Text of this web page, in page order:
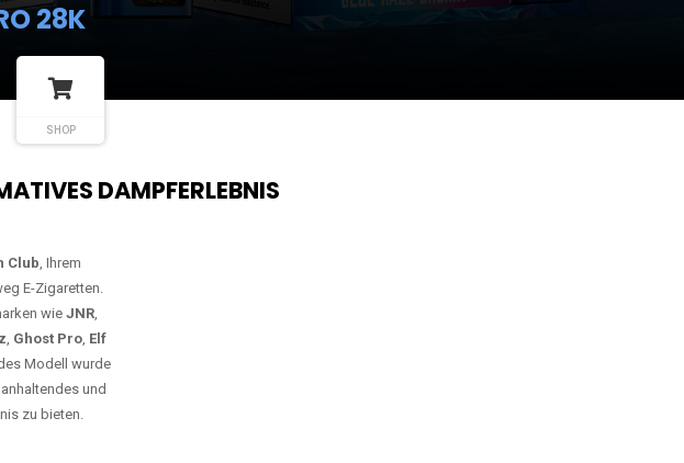
28K
SHOP
DAMPFERLEBNIS
Club, Ihrem
E-Zigaretten.
wie JNR,
, Ghost Pro, Elf
Modell wurde
und
zu bieten.